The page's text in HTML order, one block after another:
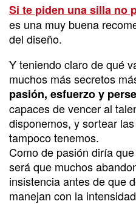
Si te piden una silla no
es una muy buena
del diseño.
Y teniendo claro de qué
muchos más secretos
pasión, esfuerzo y
capaces de vencer al
disponemos, y sortear
tampoco tenemos.
Como de pasión diría
será que muchos
insistencia antes de que
manejan con la